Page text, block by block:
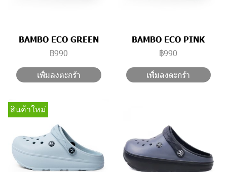
BAMBO ECO GREEN
฿990
เพิ่มลงตะกร้า
BAMBO ECO PINK
฿990
เพิ่มลงตะกร้า
สินค้าใหม่